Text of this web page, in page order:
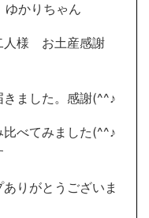
かりちゃん
人様 お土産感謝
ました。感謝(^^♪
べてみました(^^♪
りがとうございま